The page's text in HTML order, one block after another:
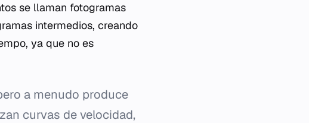
se llaman fotogramas
intermedios, creando
ya que no es
a menudo produce
curvas de velocidad,